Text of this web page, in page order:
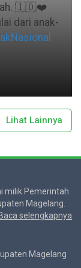
🇮🇩❤️
dari anak-
Lihat Lainnya
milik Pemerintah
Magelang.
Baca selengkapnya
Magelang